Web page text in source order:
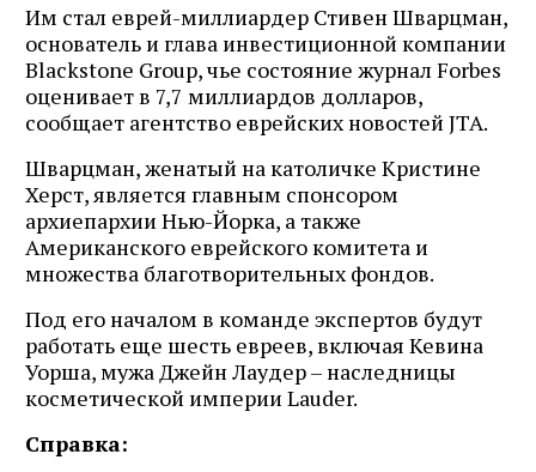
Им стал еврей-миллиардер Стивен Шварцман,
основатель и глава инвестиционной компании
Blackstone Group, чье состояние журнал Forbes
оценивает в 7,7 миллиардов долларов,
сообщает агентство еврейских новостей JTA.
Шварцман, женатый на католичке Кристине
Херст, является главным спонсором
архиепархии Нью-Йорка, а также
Американского еврейского комитета и
множества благотворительных фондов.
Под его началом в команде экспертов будут
работать еще шесть евреев, включая Кевина
Уорша, мужа Джейн Лаудер – наследницы
косметической империи Lauder.
Справка: